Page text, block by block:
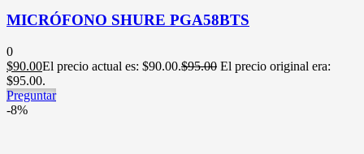
MICRÓFONO SHURE PGA58BTS
0
$90.00El precio actual es: $90.00.$95.00 El precio original era:
$95.00.
Preguntar
-8%